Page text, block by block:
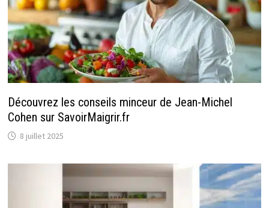
Découvrez les conseils minceur de Jean-Michel
Cohen sur SavoirMaigrir.fr
8 juillet 2025